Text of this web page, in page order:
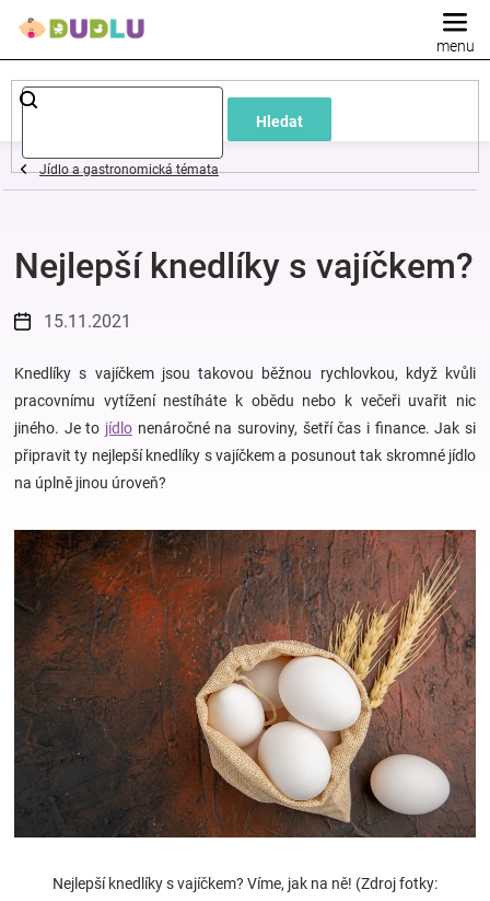
Hledat
Dětské
a
oblečení
Pokojíček
a
kojenecká
výbava
Hračky
a
zábava
pro
děti
Těhotenské
oblečení
Jídlo a gastronomická témata
Nejlepší knedlíky s vajíčkem?
15.11.2021
Knedlíky s vajíčkem jsou takovou běžnou rychlovkou, když kvůli
pracovnímu vytížení nestíháte k obědu nebo k večeři uvařit nic
jiného. Je to jídlo nenáročné na suroviny, šetří čas i finance. Jak si
připravit ty nejlepší knedlíky s vajíčkem a posunout tak skromné jídlo
na úplně jinou úroveň?
Nejlepší knedlíky s vajíčkem? Víme, jak na ně! (Zdroj fotky: